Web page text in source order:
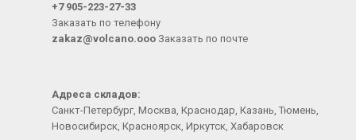
+7 905-223-27-33
Заказать по телефону
zakaz@volcano.ooo Заказать по почте
Адреса складов:
Санкт-Петербург, Москва, Краснодар, Казань, Тюмень,
Новосибирск, Красноярск, Иркутск, Хабаровск